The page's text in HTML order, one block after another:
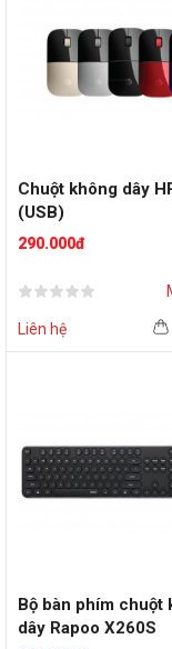
Chuột không dây
(USB)
290.000đ
Liên hệ
Bộ bàn phím chuột
dây Rapoo X260S